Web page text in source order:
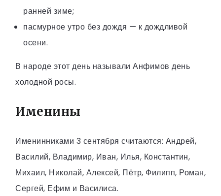
ранней зиме;
пасмурное утро без дождя — к дождливой
осени.
В народе этот день называли Анфимов день
холодной росы.
Именины
Именинниками 3 сентября считаются: Андрей,
Василий, Владимир, Иван, Илья, Константин,
Михаил, Николай, Алексей, Пётр, Филипп, Роман,
Сергей, Ефим и Василиса.